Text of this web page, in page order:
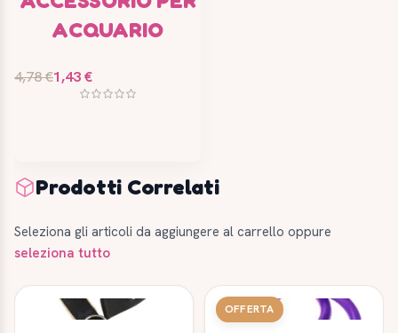
ACQUARIO
4,78 €1,43 €
Prodotti Correlati
Seleziona gli articoli da aggiungere al carrello oppure
seleziona tutto
OFFERTA